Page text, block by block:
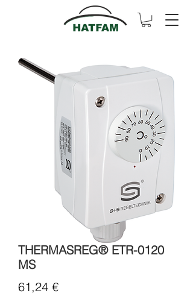
THERMASREG® ETR-0120
MS
61,24 €Cena